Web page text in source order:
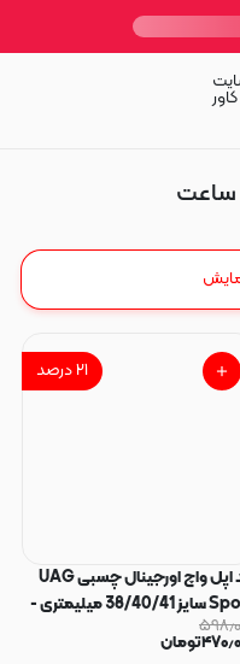
بند ساعت
ساعت
۲۱درصد
بند اپل واچ اورجینال چسبی UAG
Sport سایز 38/40/41 میلیمتری -
140352تومان